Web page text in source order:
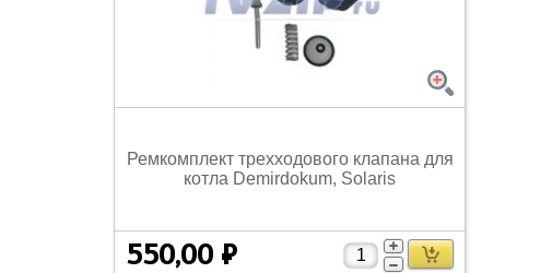
Ремкомплект трехходового клапана для
котла Demirdokum, Solaris
550,00 ₽